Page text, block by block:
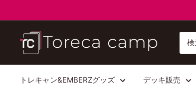
ン
ト
レ
カ
キ
トレキャン&EMBERZグッズ デッキ販売